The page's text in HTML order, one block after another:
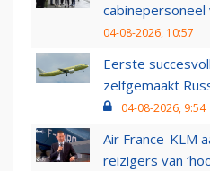
cabinepersoneel
04-08-2026, 10:57
Eerste
zelfgemaakt
04-08-2026, 9:54
Air France-KLM
reizigers van